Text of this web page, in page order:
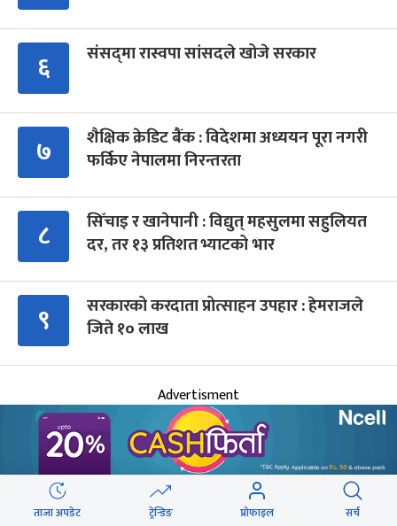
६ संसद्‍मा रास्वपा सांसदले खोजे सरकार
७
शैक्षिक क्रेडिट बैंक : विदेशमा अध्ययन पूरा नगरी
फर्किए नेपालमा निरन्तरता
८
सिँचाइ र खानेपानी : विद्युत् महसुलमा सहुलियत
दर, तर १३ प्रतिशत भ्याटको भार
९
सरकारको करदाता प्रोत्साहन उपहार : हेमराजले
जिते १० लाख
Advertisment
आगामी बिदाहरु
ताजा अपडेट ट्रेन्डिङ प्रोफाइल सर्च